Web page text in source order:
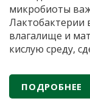
микробиоты
Лактобактерии
влагалище и
кислую среду,
Когда
антибиотиков
помочь
ПОДРОБНЕЕ